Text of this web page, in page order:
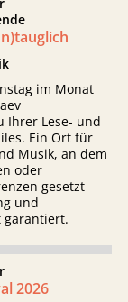
im Monat
Ihrer Lese- und
Ein Ort für
Musik, an dem
oder
gesetzt
und
garantiert.
2026